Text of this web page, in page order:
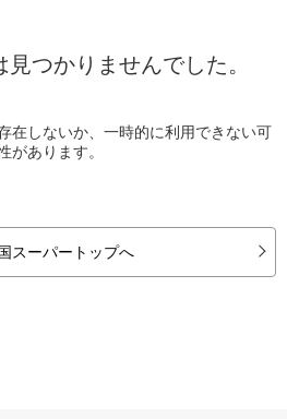
つかりませんでした。
在しないか、一時的に利用できない可
があります。
スーパートップへ